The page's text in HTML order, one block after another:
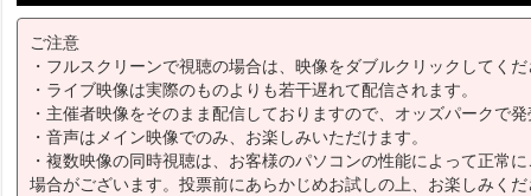
ご注意
・フルスクリーンで視聴の場合は、映像をダブルクリックしてく
・ライブ映像は実際のものよりも若干遅れて配信されます。
・主催者映像をそのまま配信しておりますので、オッズパークで
・音声はメイン映像でのみ、お楽しみいただけます。
・複数映像の同時視聴は、お客様のパソコンの性能によって正常
場合がございます。投票前にあらかじめお試しの上、お楽しみく